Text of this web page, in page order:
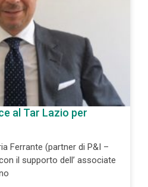
al Tar Lazio per
Ferrante (partner di P&I –
il supporto dell’ associate